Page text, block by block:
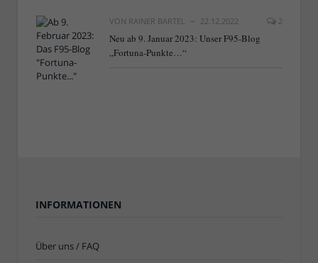
VON RAINER BARTEL 22.12.2022 2
Neu ab 9. Januar 2023: Unser F95-Blog
„Fortuna-Punkte…“
INFORMATIONEN
Über uns / FAQ